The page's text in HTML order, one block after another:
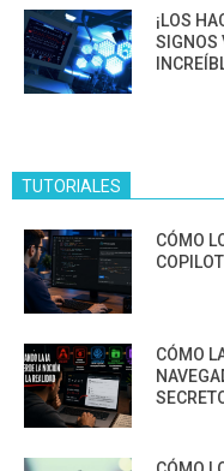
¡LOS
SIGNOS
TUTORIALES
CÓMO
CÓMO